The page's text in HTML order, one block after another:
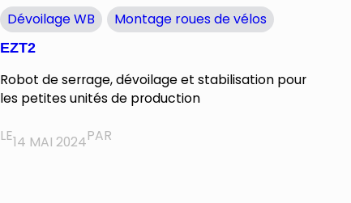
Dévoilage WB Montage roues de vélos
EZT2
Robot de serrage, dévoilage et stabilisation pour
les petites unités de production
LE14 MAI 2024PAR